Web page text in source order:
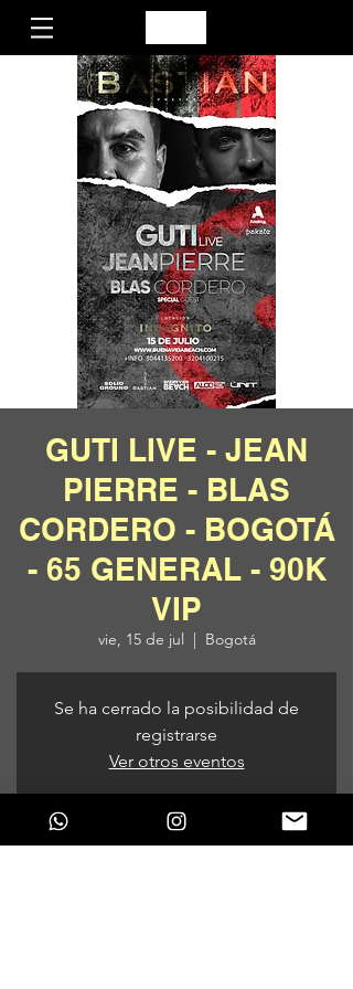
GUTI LIVE - JEAN
PIERRE - BLAS
CORDERO - BOGOTÁ
- 65 GENERAL - 90K
VIP
vie, 15 de jul
  |
Bogotá
Se ha cerrado la posibilidad de
registrarse
Ver otros eventos
Horario y ubicación